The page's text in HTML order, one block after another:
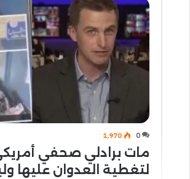
0 1٬970
مات برادلي صحفي
لتغطية العدوان عليها